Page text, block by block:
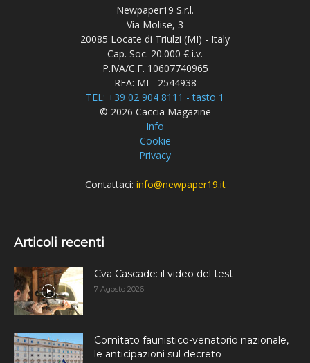
Newpaper19 S.r.l.
Via Molise, 3
20085 Locate di Triulzi (MI) - Italy
Cap. Soc. 20.000 € i.v.
P.IVA/C.F. 10607740965
REA: MI - 2544938
TEL: +39 02 904 8111 - tasto 1
© 2026 Caccia Magazine
Info
Cookie
Privacy
Contattaci: info@newpaper19.it
Articoli recenti
Cva Cascade: il video del test
7 Agosto 2026
Comitato faunistico-venatorio nazionale,
le anticipazioni sul decreto